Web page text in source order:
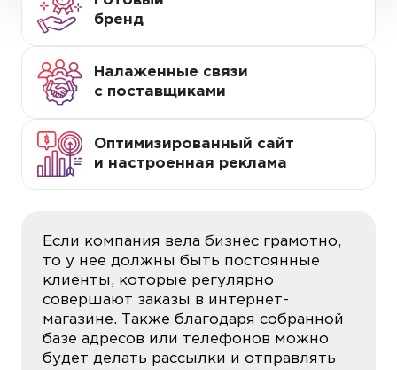
бренд
Налаженные связи
с поставщиками
Оптимизированный сайт
и настроенная реклама
Если компания вела бизнес грамотно,
то у нее должны быть постоянные
клиенты, которые регулярно
совершают заказы в интернет-
магазине. Также благодаря собранной
базе адресов или телефонов можно
будет делать рассылки и отправлять